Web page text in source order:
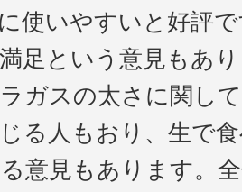
使いやすいと好評
足という意見もあ
ガスの太さに関し
る人もおり、生で
意見もあります。